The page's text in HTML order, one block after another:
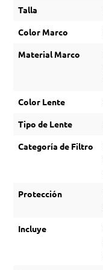
Talla
Color Marco
Material Marco
Color Lente
Tipo de Lente
Categoría de Filtro
Protección
Incluye